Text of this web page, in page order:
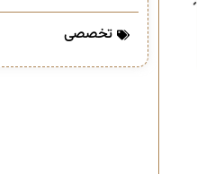
تخصصی